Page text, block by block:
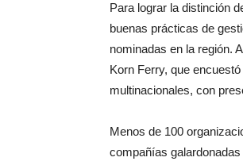
Para lograr la distinción
buenas prácticas de
nominadas en la región.
Korn Ferry, que
multinacionales, con
Menos de 100
compañías